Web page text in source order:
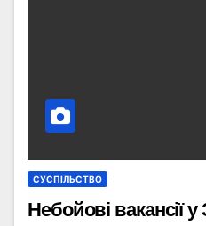
СУСПІЛЬСТВО
Небойові вакансії